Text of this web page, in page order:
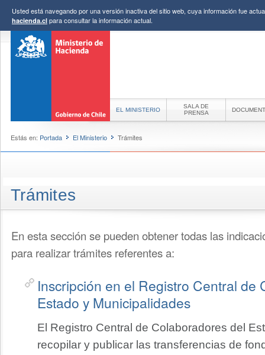
Usted está navegando por una versión inactiva del sitio web, cuya información fue
hacienda.cl para consultar la información actual.
EL MINISTERIO
SALA DE
PRENSA
Estás en: Portada El Ministerio Trámites
Trámites
En esta sección se pueden obtener todas las
para realizar trámites referentes a:
Inscripción en el Registro Central de
Estado y Municipalidades
El Registro Central de Colaboradores del
recopilar y publicar las transferencias de